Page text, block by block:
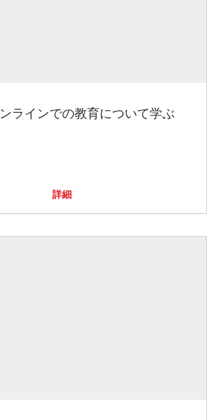
ラインでの教育について学ぶ
詳細